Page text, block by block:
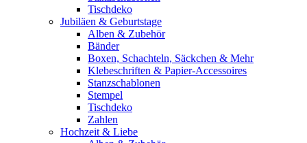
Tischdeko
Jubiläen & Geburtstage
Alben & Zubehör
Bänder
Boxen, Schachteln, Säckchen & Mehr
Klebeschriften & Papier-Accessoires
Stanzschablonen
Stempel
Tischdeko
Zahlen
Hochzeit & Liebe